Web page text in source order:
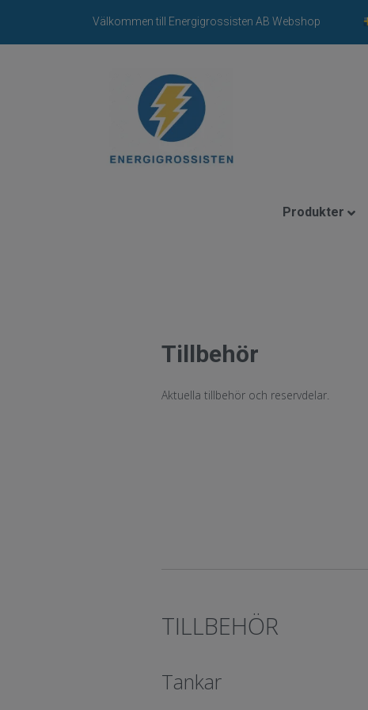
Välkommen till Energigrossisten AB Webshop
Produkter
Tillbehör
Aktuella tillbehör och reservdelar.
TILLBEHÖR
Tankar